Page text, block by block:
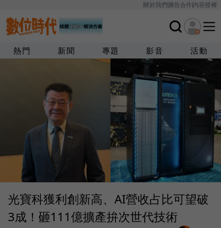
關於我們廣告合作內容授權
熱門 新聞 專題 影音 活動
光寶科獲利創新高、AI營收占比可望破
3成！砸111億擴產拚次世代技術